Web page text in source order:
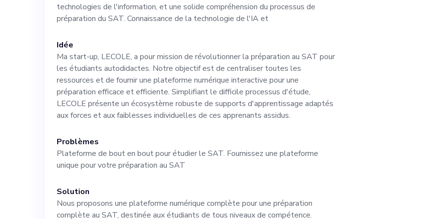
directement avec le directeur des
reste de notre équipe dédiée,
dans la supervision de la
développement et de l'exécution
de route des produits. Vous
définirez l'orientation stratégique et
l'avant-garde de la croissance et
technologies de l'information, et une solide compréhension du processus de
préparation du SAT. Connaissance de la technologie de l'IA et
Idée
Ma start-up, LECOLE, a pour mission de révolutionner la préparation au SAT pour
les étudiants autodidactes. Notre objectif est de centraliser toutes les
ressources et de fournir une plateforme numérique interactive pour une
préparation efficace et efficiente. Simplifiant le difficile processus d'étude,
LECOLE présente un écosystème robuste de supports d'apprentissage adaptés
aux forces et aux faiblesses individuelles de ces apprenants assidus.
Problèmes
Plateforme de bout en bout pour étudier le SAT. Fournissez une plateforme
unique pour votre préparation au SAT
Solution
Nous proposons une plateforme numérique complète pour une préparation
complète au SAT, destinée aux étudiants de tous niveaux de compétence.